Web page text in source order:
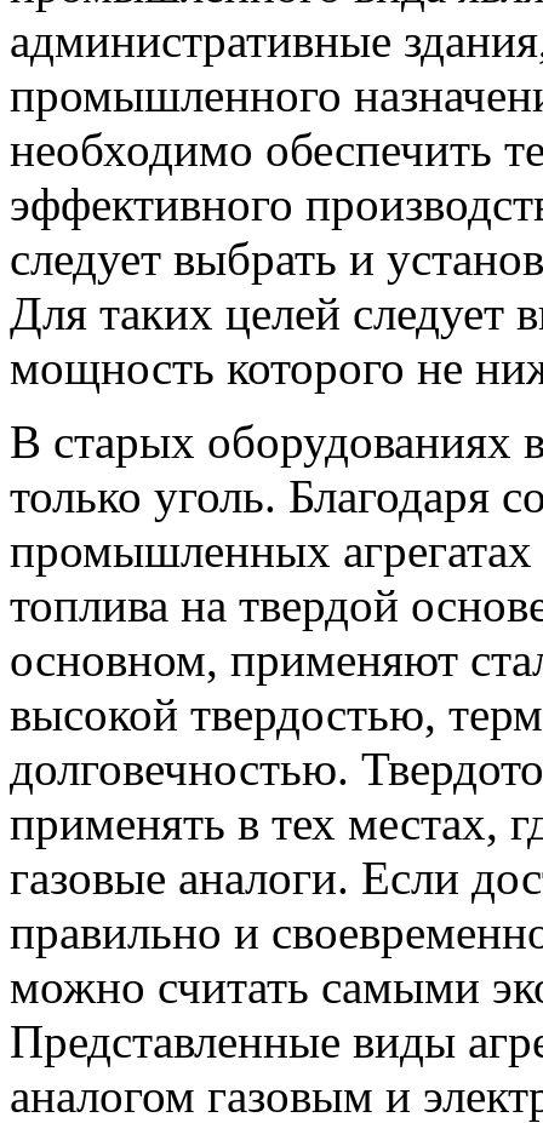
административные
промышленного
необходимо обеспечить
эффективного
следует выбрать и
Для таких целей следует
мощность которого не
В старых оборудованиях
только уголь. Благодаря
промышленных
топлива на твердой
основном, применяют
высокой твердостью,
долговечностью.
применять в тех местах,
газовые аналоги. Если
правильно и
можно считать самыми
Представленные виды
аналогом газовым и